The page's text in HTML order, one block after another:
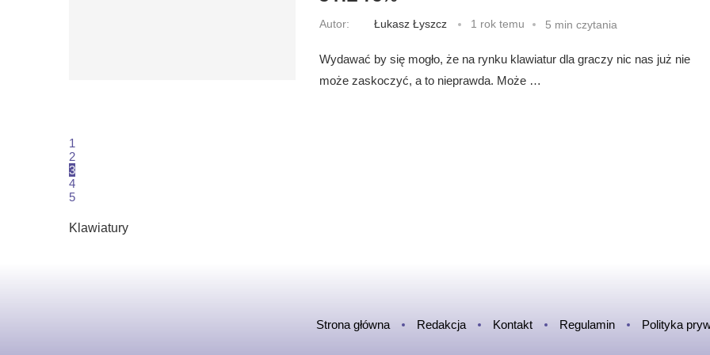
Autor: Łukasz Łyszcz 1 rok temu 5 min czytania
Wydawać by się mogło, że na rynku klawiatur dla graczy nic nas już nie
może zaskoczyć, a to nieprawda. Może …
1
2
3
4
5
Klawiatury
Strona główna Redakcja Kontakt Regulamin Polityka